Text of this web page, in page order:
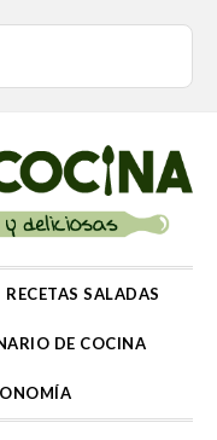
RECETAS SALADAS
DE COCINA